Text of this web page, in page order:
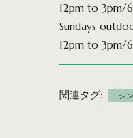
12pm to 3pm/
Sundays
12pm to 3pm/
関連タグ: シ